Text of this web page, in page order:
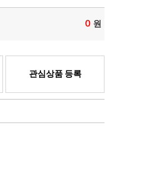
0 원
관심상품 등록